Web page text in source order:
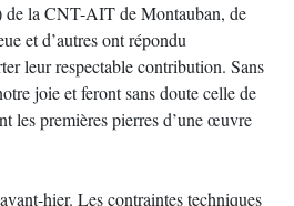
de la CNT-AIT de Montauban, de
et d’autres ont répondu
leur respectable contribution. Sans
joie et feront sans doute celle de
les premières pierres d’une œuvre
hier. Les contraintes techniques